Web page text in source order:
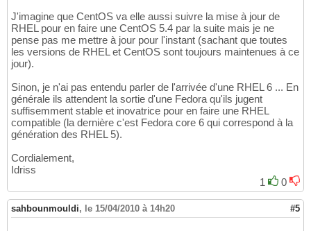
J'imagine que CentOS va elle aussi suivre la mise à jour de
RHEL pour en faire une CentOS 5.4 par la suite mais je ne
pense pas me mettre à jour pour l'instant (sachant que toutes
les versions de RHEL et CentOS sont toujours maintenues à ce
jour).
Sinon, je n'ai pas entendu parler de l'arrivée d'une RHEL 6 ... En
générale ils attendent la sortie d'une Fedora qu'ils jugent
suffisemment stable et inovatrice pour en faire une RHEL
compatible (la dernière c'est Fedora core 6 qui correspond à la
génération des RHEL 5).
Cordialement,
Idriss
1
0
sahbounmouldi, le 15/04/2010 à 14h20 #5